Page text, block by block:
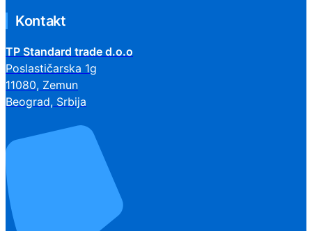
Kontakt
TP Standard trade d.o.o
Poslastičarska 1g
11080, Zemun
Beograd, Srbija